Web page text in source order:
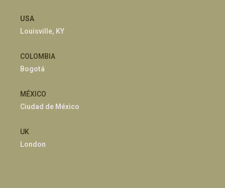
USA
Louisville, KY
COLOMBIA
Bogotá
MÉXICO
Ciudad de México
UK
London